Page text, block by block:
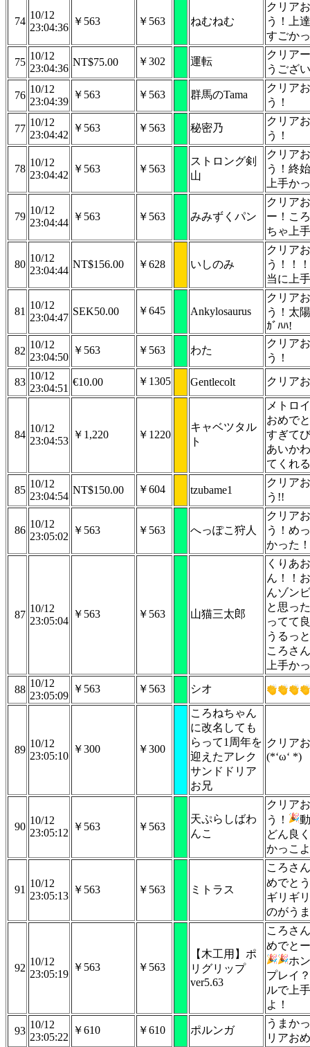
74
10/12
23:04:36
￥563 ￥563 ねむねむ
クリア
う！上
すごか
75
10/12
23:04:36
NT$75.00 ￥302 運転
クリア
うござ
76
10/12
23:04:39
￥563 ￥563 群馬のTama
クリア
う！
77
10/12
23:04:42
￥563 ￥563 秘密乃
クリア
う！
78
10/12
23:04:42
￥563 ￥563
ストロング剣
山
クリア
う！終
上手か
79
10/12
23:04:44
￥563 ￥563 みみずくパン
クリア
ー！こ
ちゃ上
80
10/12
23:04:44
NT$156.00 ￥628 いしのみ
クリア
う！！
当に上
81
10/12
23:04:47
SEK50.00 ￥645 Ankylosaurus
クリア
う！太
ｶﾞﾊﾊ!
82
10/12
23:04:50
￥563 ￥563 わた
クリア
う！
83
10/12
23:04:51
€10.00 ￥1305 Gentlecolt クリア
84
10/12
23:04:53
￥1,220 ￥1220
キャベツタル
ト
メトロ
おめで
すぎて
あいか
てくれ
85
10/12
23:04:54
NT$150.00 ￥604 tzubame1
クリア
う!!
86
10/12
23:05:02
￥563 ￥563 へっぽこ狩人
クリア
う！め
かった！
87
10/12
23:05:04
￥563 ￥563 山猫三太郎
くりあ
ん！！
んゾン
と思っ
ってて
うるっ
ころさ
上手か
88
10/12
23:05:09
￥563 ￥563 シオ
89
10/12
23:05:10
￥300 ￥300
ころねちゃん
に改名しても
らって1周年を
迎えたアレク
サンドドリア
お兄
クリア
(*‘ω‘ *)
90
10/12
23:05:12
￥563 ￥563
天ぷらしばわ
んこ
クリア
う！
どん良
かっこ
91
10/12
23:05:13
￥563 ￥563 ミトラス
ころさ
めでとう
ギリギ
のがう
92
10/12
23:05:19
￥563 ￥563
【木工用】ポ
リグリップ
ver5.63
ころさ
めでと
ホ
プレイ
ルで上
よ！
93
10/12
23:05:22
￥610 ￥610 ポルンガ
うまか
リアおめ